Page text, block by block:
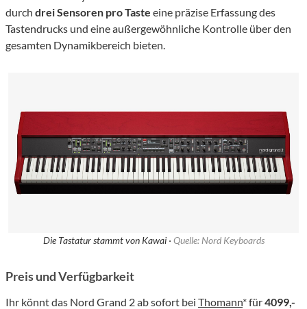
durch drei Sensoren pro Taste eine präzise Erfassung des
Tastendrucks und eine außergewöhnliche Kontrolle über den
gesamten Dynamikbereich bieten.
Die Tastatur stammt von Kawai · Quelle: Nord Keyboards
Preis und Verfügbarkeit
Ihr könnt das Nord Grand 2 ab sofort bei Thomann* für4099,-